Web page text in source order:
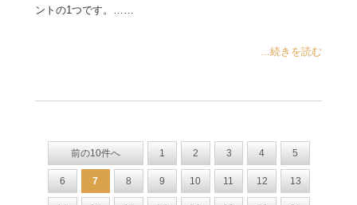
ントの1つです。……
...続きを読む
前の10件へ 1 2 3 4 5
6 7 8 9 10 11 12 13